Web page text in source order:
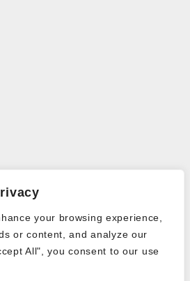
your browsing experience,
or content, and analyze our
All", you consent to our use